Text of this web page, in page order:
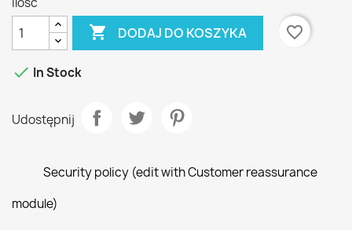
 DODAJ DO KOSZYKA favorite_border
 In Stock
Udostępnij
Security policy (edit with Customer reassurance
module)